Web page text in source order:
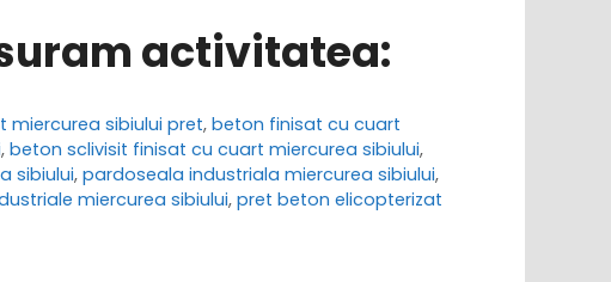
activitatea:
miercurea sibiului pret,beton finisat cu cuart
, beton sclivisit finisat cu cuart miercurea sibiului,
sibiului, pardoseala industriala miercurea sibiului,
miercurea sibiului, pret beton elicopterizat